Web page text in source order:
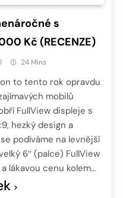
s
Kč (RECENZE)
24 Mins
to tento rok opravdu
mobilů
FullView displeje s
hezký design a
podíváme na levnější
6″ (palce) FullView
lákavou cenu kolem…